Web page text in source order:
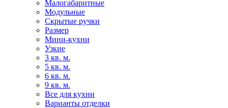
Малогабаритные
Модульные
Скрытые ручки
Размер
Мини-кухни
Узкие
3 кв. м.
5 кв. м.
6 кв. м.
9 кв. м.
Все для кухни
Варианты отделки